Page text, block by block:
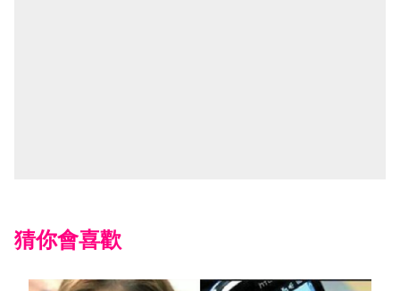
猜你會喜歡